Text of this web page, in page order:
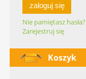
zaloguj się
Nie pamiętasz hasła?
Zarejestruj się
Koszyk